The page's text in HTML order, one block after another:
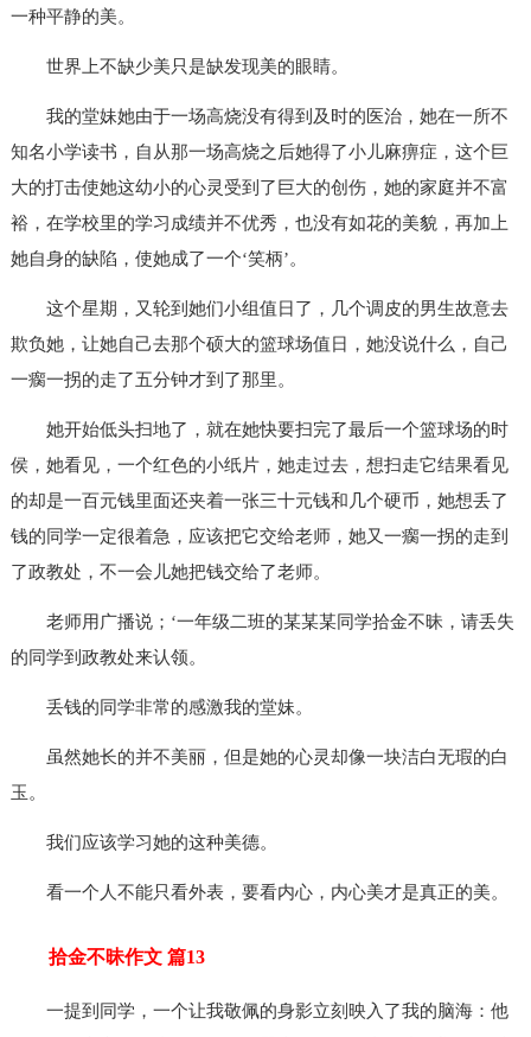
一种平静的美。
世界上不缺少美只是缺发现美的眼睛。
我的堂妹她由于一场高烧没有得到及时的医治，她在一所不
知名小学读书，自从那一场高烧之后她得了小儿麻痹症，这个巨
大的打击使她这幼小的心灵受到了巨大的创伤，她的家庭并不富
裕，在学校里的学习成绩并不优秀，也没有如花的美貌，再加上
她自身的缺陷，使她成了一个‘笑柄’。
这个星期，又轮到她们小组值日了，几个调皮的男生故意去
欺负她，让她自己去那个硕大的篮球场值日，她没说什么，自己
一瘸一拐的走了五分钟才到了那里。
她开始低头扫地了，就在她快要扫完了最后一个篮球场的时
侯，她看见，一个红色的小纸片，她走过去，想扫走它结果看见
的却是一百元钱里面还夹着一张三十元钱和几个硬币，她想丢了
钱的同学一定很着急，应该把它交给老师，她又一瘸一拐的走到
了政教处，不一会儿她把钱交给了老师。
老师用广播说；‘一年级二班的某某某同学拾金不昧，请丢失
的同学到政教处来认领。
丢钱的同学非常的感激我的堂妹。
虽然她长的并不美丽，但是她的心灵却像一块洁白无瑕的白
玉。
我们应该学习她的这种美德。
看一个人不能只看外表，要看内心，内心美才是真正的美。
拾金不昧作文 篇13
一提到同学，一个让我敬佩的身影立刻映入了我的脑海：他